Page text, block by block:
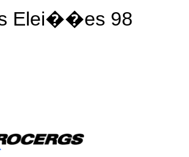
Elei��es 98